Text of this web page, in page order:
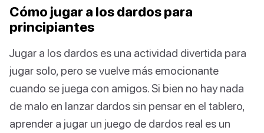
Cómo jugar a los dardos para
principiantes
Jugar a los dardos es una actividad divertida para
jugar solo, pero se vuelve más emocionante
cuando se juega con amigos. Si bien no hay nada
de malo en lanzar dardos sin pensar en el tablero,
aprender a jugar un juego de dardos real es un